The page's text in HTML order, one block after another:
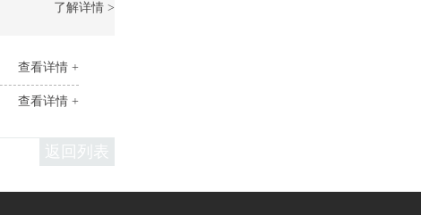
了解详情 >
查看详情 +
查看详情 +
返回列表